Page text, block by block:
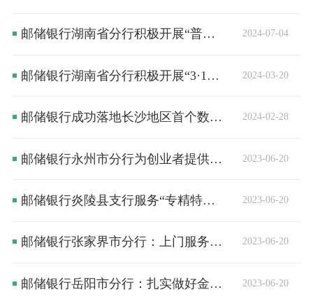
2024-07-04
邮储银行湖南省分行积极开展“普及金融知识万里行暨防范非法集资宣传”活动
2024-03-20
邮储银行湖南省分行积极开展“3·15”金融消费者权益保护教育宣传活动
2024-02-28
邮储银行成功落地长沙地区首个数字人民币智能合约预付卡项目
2023-06-20
邮储银行永州市分行为创业者提供一站式服务
2023-06-20
邮储银行炎陵县支行服务“专精特新” 支持当地小巨人企业
2023-06-20
邮储银行张家界市分行：上门服务办实事 便民解忧暖人心
2023-06-20
邮储银行岳阳市分行：扎实做好金融服务 助力地方经济腾飞